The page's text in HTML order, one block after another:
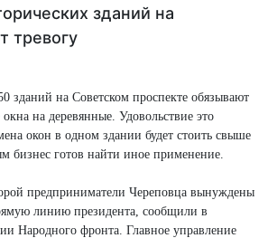
зданий на
тревогу
зданий на Советском проспекте обязывают
на деревянные. Удовольствие это
окон в одном здании будет стоить свыше
бизнес готов найти иное применение.
предприниматели Череповца вынуждены
линию президента, сообщили в
Народного фронта. Главное управление